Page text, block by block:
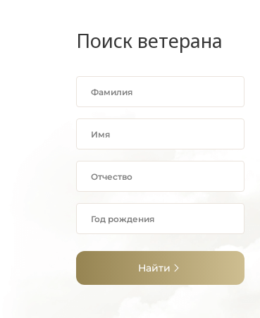
Поиск ветерана
Найти